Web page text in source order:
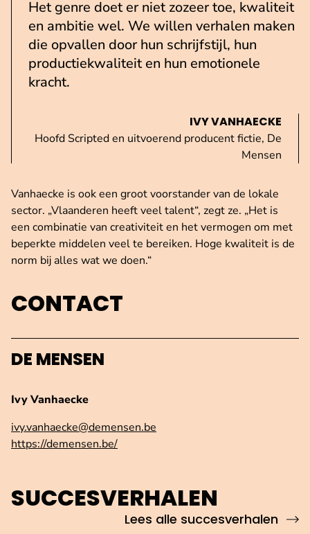
Het genre doet er niet zozeer toe, kwaliteit
en ambitie wel. We willen verhalen maken
die opvallen door hun schrijfstijl, hun
productiekwaliteit en hun emotionele
kracht.
IVY VANHAECKE
Hoofd Scripted en uitvoerend producent fictie, De
Mensen
Vanhaecke is ook een groot voorstander van de lokale
sector. „Vlaanderen heeft veel talent“, zegt ze. „Het is
een combinatie van creativiteit en het vermogen om met
beperkte middelen veel te bereiken. Hoge kwaliteit is de
norm bij alles wat we doen.“
CONTACT
DE MENSEN
Ivy Vanhaecke
ivy.vanhaecke@demensen.be
https://demensen.be/
SUCCESVERHALEN
Lees alle succesverhalen